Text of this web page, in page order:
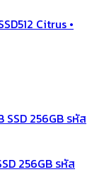
Citrus •
256GB รหัส